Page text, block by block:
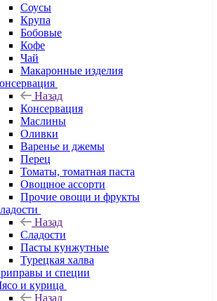
Соусы
Крупа
Бобовые
Кофе
Чай
Макаронные изделия
Назад
Консервация
Маслины
Оливки
Варенье и джемы
Перец
Томаты, томатная паста
Овощное ассорти
Прочие овощи и фрукты
Назад
Сладости
Пасты кунжутные
Турецкая халва
и специи
и курица
Назад